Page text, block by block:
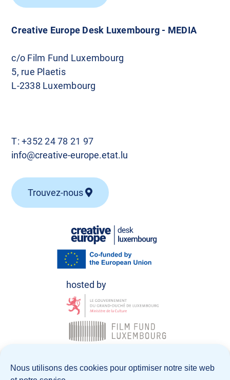
Nous utilisons des cookies pour optimiser notre site web
Creative Europe Desk Luxembourg - MEDIA
c/o Film Fund Luxembourg
5, rue Plaetis
L-2338 Luxembourg
T:+352 24 78 21 97
info@creative-europe.etat.lu
Trouvez-nous
© Creative Europe Desk Luxembourg 2026